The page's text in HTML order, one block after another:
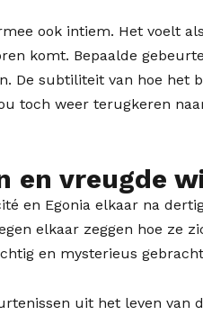
ook intiem. Het voelt
komt. Bepaalde
De subtiliteit van hoe het
toch weer terugkeren
en vreugde
en Egonia elkaar na
elkaar zeggen hoe ze
en mysterieus
uit het leven